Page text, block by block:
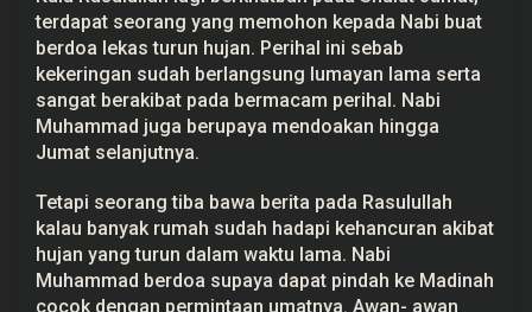
terdapat seorang yang memohon kepada Nabi buat
berdoa lekas turun hujan. Perihal ini sebab
kekeringan sudah berlangsung lumayan lama serta
sangat berakibat pada bermacam perihal. Nabi
Muhammad juga berupaya mendoakan hingga
Jumat selanjutnya.
Tetapi seorang tiba bawa berita pada Rasulullah
kalau banyak rumah sudah hadapi kehancuran akibat
hujan yang turun dalam waktu lama. Nabi
Muhammad berdoa supaya dapat pindah ke Madinah
cocok dengan permintaan umatnya. Awan- awan